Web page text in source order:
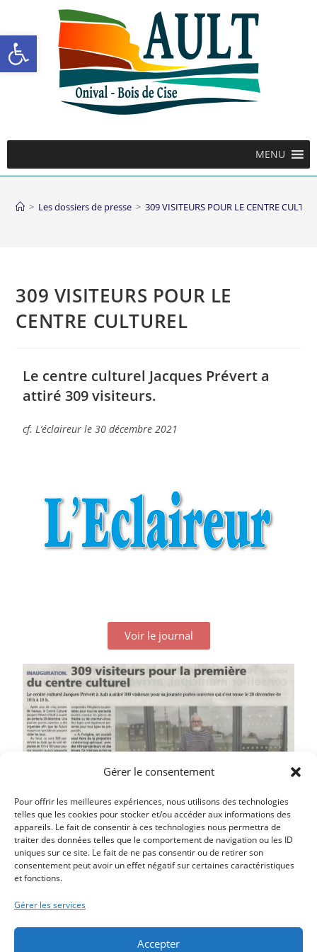
Ouvrir la barre d’outils
Gérer le consentement
Pour offrir les meilleures expériences, nous utilisons des technologies
telles que les cookies pour stocker et/ou accéder aux informations des
appareils. Le fait de consentir à ces technologies nous permettra de
traiter des données telles que le comportement de navigation ou les ID
uniques sur ce site. Le fait de ne pas consentir ou de retirer son
consentement peut avoir un effet négatif sur certaines caractéristiques
et fonctions.
Gérer les services
Accepter
MENU
> Les dossiers de presse > 309 VISITEURS POUR LE CENTRE
309 VISITEURS POUR LE
CENTRE CULTUREL
Le centre culturel Jacques Prévert a
attiré 309 visiteurs.
cf. L’éclaireur le 30 décembre 2021
Voir le journal
Article précédent
LA MAIRIE MAINTIENT SON RÉVEILLON